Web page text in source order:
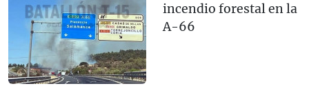
incendio forestal en la
A-66